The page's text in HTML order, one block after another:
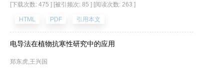
降趋势；施磷量的增加有利于提高平方米穗数、穗粒数和结实率，
但不利于千粒重的提高；施钾量的增加有利于结实率和千粒重的增
[下载次数: 475 ] [被引频次: 85 ] [阅读次数: 263 ]
HTML PDF 引用本文
电导法在植物抗寒性研究中的应用
郑东虎,王兴国